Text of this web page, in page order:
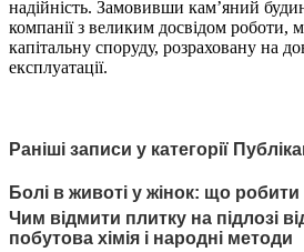
надійність. Замовивши кам’яний
компанії з великим досвідом роботи,
капітальну споруду, розраховану на
експлуатації.
Раніші записи у категорії
Болі в животі у жінок: що робити
Чим відмити плитку на підлозі
побутова хімія і народні методи